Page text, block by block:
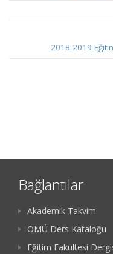
2018-2019
Bağlantılar
Akademik Takvim
OMÜ Ders Kataloğu
Eğitim Fakültesi